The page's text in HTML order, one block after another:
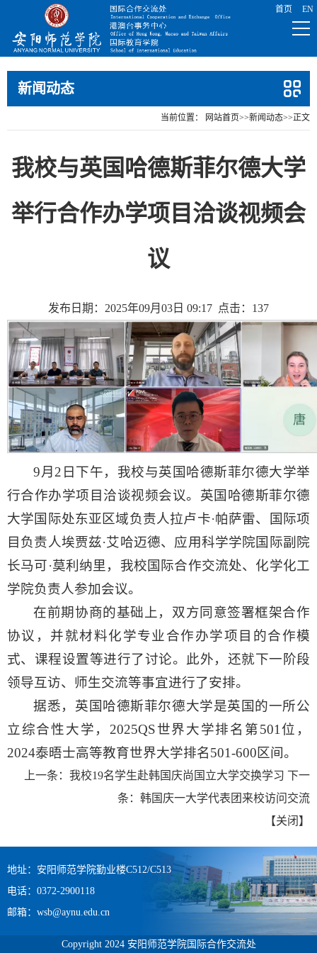
新闻动态
当前位置： 网站首页>>新闻动态>>正文
我校与英国哈德斯菲尔德大学
举行合作办学项目洽谈视频会
议
发布日期：2025年09月03日 09:17 点击： 137
9月2日下午，我校与英国哈德斯菲尔德大学举
行合作办学项目洽谈视频会议。英国哈德斯菲尔德
大学国际处东亚区域负责人拉卢卡·帕萨雷、国际项
目负责人埃贾兹·艾哈迈德、应用科学学院国际副院
长马可·莫利纳里，我校国际合作交流处、化学化工
学院负责人参加会议。
在前期协商的基础上，双方同意签署框架合作
协议，并就材料化学专业合作办学项目的合作模
式、课程设置等进行了讨论。此外，还就下一阶段
领导互访、师生交流等事宜进行了安排。
据悉，英国哈德斯菲尔德大学是英国的一所公
立综合性大学，2025QS世界大学排名第501位，
2024泰晤士高等教育世界大学排名501-600区间。
上一条： 我校19名学生赴韩国庆尚国立大学交换学习 下一
条： 韩国庆一大学代表团来校访问交流
【关闭 】
地址：安阳师范学院勤业楼C512/C513
电话：0372-2900118
邮箱：wsb@aynu.edu.cn
Copyright 2024 安阳师范学院国际合作交流处